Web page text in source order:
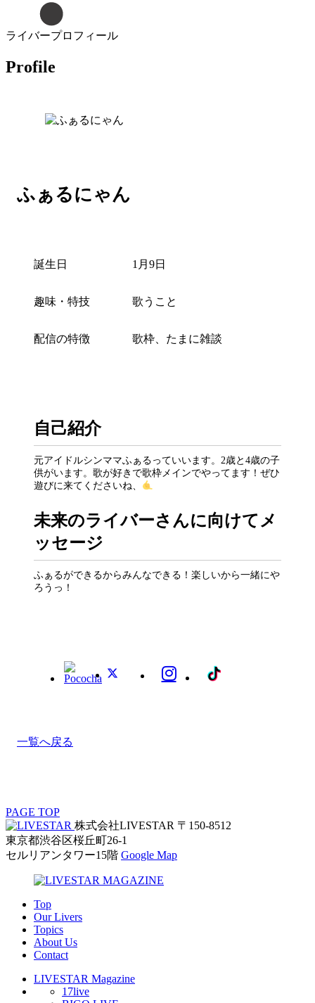
ライバープロフィール
Profile
ふぁるにゃん
誕生日 1月9日
趣味・特技 歌うこと
配信の特徴 歌枠、たまに雑談
自己紹介
元アイドルシンママふぁるっていいます。2歳と4歳の子
供がいます。歌が好きで歌枠メインでやってます！ぜひ
遊びに来てくださいね、
未来のライバーさんに向けてメ
ッセージ
ふぁるができるからみんなできる！楽しいから一緒にや
ろうっ！
一覧へ戻る
PAGE TOP
株式会社LIVESTAR 〒150-8512
東京都渋谷区桜丘町26-1
セルリアンタワー15階 Google Map
Top
Our Livers
Topics
About Us
Contact
LIVESTAR Magazine
17live